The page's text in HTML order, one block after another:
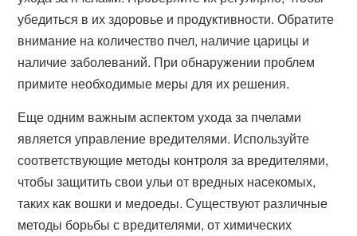
убедиться в их здоровье и продуктивности. Обратите
внимание на количество пчел, наличие царицы и
наличие заболеваний. При обнаружении проблем
примите необходимые меры для их решения.
Еще одним важным аспектом ухода за пчелами
является управление вредителями. Используйте
соответствующие методы контроля за вредителями,
чтобы защитить свои ульи от вредных насекомых,
таких как вошки и медоеды. Существуют различные
методы борьбы с вредителями, от химических